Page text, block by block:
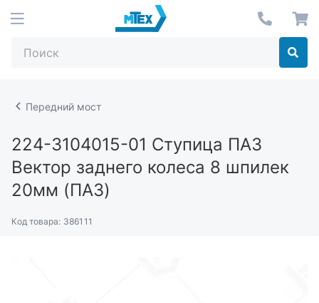
Передний мост
224-3104015-01 Ступица ПАЗ
Вектор заднего колеса 8 шпилек
20мм (ПАЗ)
Код товара: 386111